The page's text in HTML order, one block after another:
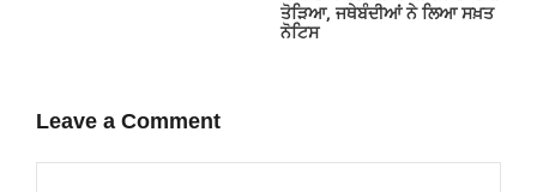
ਤੋੜਿਆ, ਜਥੇਬੰਦੀਆਂ ਨੇ ਲਿਆ ਸਖ਼ਤ
ਨੋਟਿਸ
Leave a Comment